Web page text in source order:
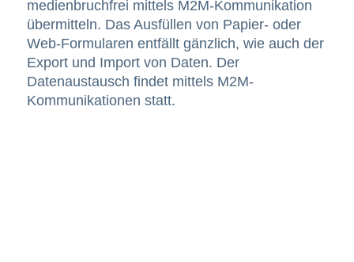
medienbruchfrei mittels M2M-Kommunikation
übermitteln. Das Ausfüllen von Papier- oder
Web-Formularen entfällt gänzlich, wie auch der
Export und Import von Daten. Der
Datenaustausch findet mittels M2M-
Kommunikationen statt.